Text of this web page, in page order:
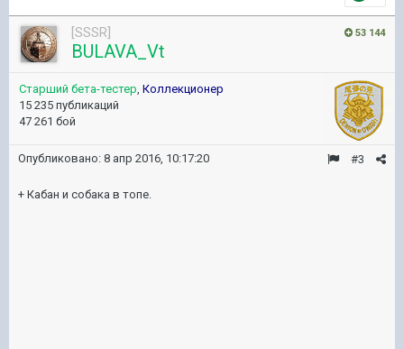
53 144
[SSSR]
BULAVA_Vt
Старший бета-тестер, Коллекционер
15 235 публикаций
47 261 бой
#3
Опубликовано: 8 апр 2016, 10:17:20
+ Кабан и собака в топе.